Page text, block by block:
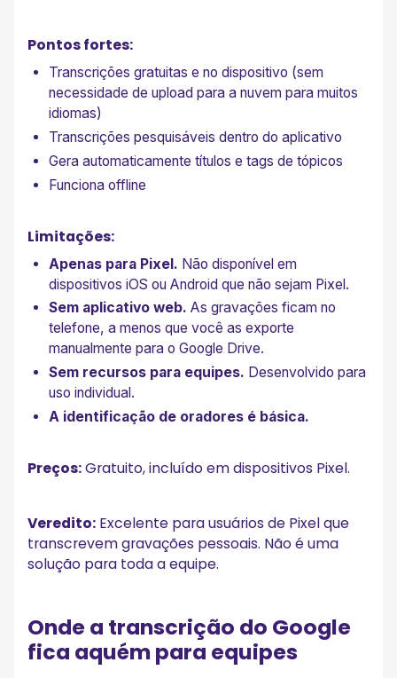
Pontos fortes:
Transcrições gratuitas e no dispositivo (sem
necessidade de upload para a nuvem para muitos
idiomas)
Transcrições pesquisáveis dentro do aplicativo
Gera automaticamente títulos e tags de tópicos
Funciona offline
Limitações:
Apenas para Pixel. Não disponível em
dispositivos iOS ou Android que não sejam Pixel.
Sem aplicativo web. As gravações ficam no
telefone, a menos que você as exporte
manualmente para o Google Drive.
Sem recursos para equipes. Desenvolvido para
uso individual.
A identificação de oradores é básica.
Preços:Gratuito, incluído em dispositivos Pixel.
Veredito: Excelente para usuários de Pixel que
transcrevem gravações pessoais. Não é uma
solução para toda a equipe.
Onde a transcrição do Google
fica aquém para equipes